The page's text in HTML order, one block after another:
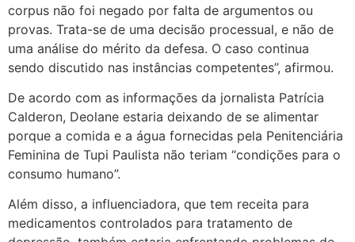
corpus não foi negado por falta de argumentos ou
provas. Trata-se de uma decisão processual, e não de
uma análise do mérito da defesa. O caso continua
sendo discutido nas instâncias competentes”, afirmou.
De acordo com as informações da jornalista Patrícia
Calderon, Deolane estaria deixando de se alimentar
porque a comida e a água fornecidas pela Penitenciária
Feminina de Tupi Paulista não teriam “condições para o
consumo humano”.
Além disso, a influenciadora, que tem receita para
medicamentos controlados para tratamento de